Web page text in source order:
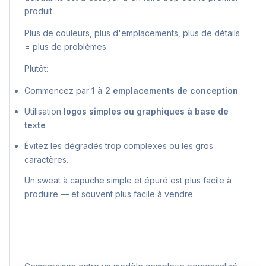
produit.
Plus de couleurs, plus d'emplacements, plus de détails
= plus de problèmes.
Plutôt:
Commencez par 1 à 2 emplacements de conception
Utilisation logos simples ou graphiques à base de
texte
Évitez les dégradés trop complexes ou les gros
caractères.
Un sweat à capuche simple et épuré est plus facile à
produire — et souvent plus facile à vendre.